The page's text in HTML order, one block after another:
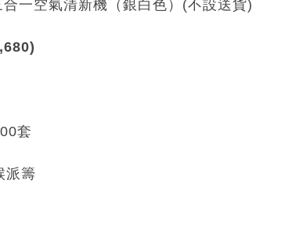
一空氣清新機（銀白色）(不設送貨)
套
派籌